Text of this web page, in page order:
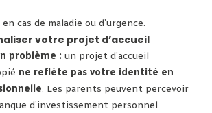
cas de maladie ou d’urgence.
votre projet d’accueil
problème : un projet d’accueil
ne reflète pas votre identité en
. Les parents peuvent percevoir
d’investissement personnel.